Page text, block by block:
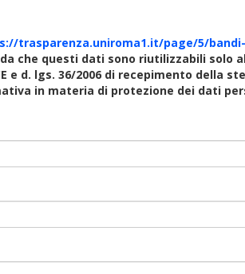
trasparenza.uniroma1.it/page/5/
che questi dati sono riutilizzabili solo
d. lgs. 36/2006 di recepimento della
in materia di protezione dei dati